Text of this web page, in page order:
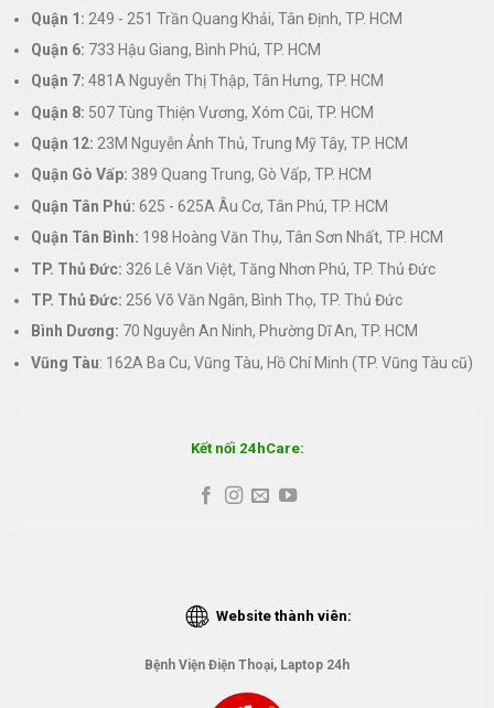
Quận 1: 249 - 251 Trần Quang Khải, Tân Định, TP. HCM
Quận 6: 733 Hậu Giang, Bình Phú, TP. HCM
Quận 7: 481A Nguyễn Thị Thập, Tân Hưng, TP. HCM
Quận 8: 507 Tùng Thiện Vương, Xóm Cũi, TP. HCM
Quận 12: 23M Nguyễn Ảnh Thủ, Trung Mỹ Tây, TP. HCM
Quận Gò Vấp: 389 Quang Trung, Gò Vấp, TP. HCM
Quận Tân Phú: 625 - 625A Âu Cơ, Tân Phú, TP. HCM
Quận Tân Bình: 198 Hoàng Văn Thụ, Tân Sơn Nhất, TP. HCM
TP. Thủ Đức: 326 Lê Văn Việt, Tăng Nhơn Phú, TP. Thủ Đức
TP. Thủ Đức: 256 Võ Văn Ngân, Bình Thọ, TP. Thủ Đức
Bình Dương: 70 Nguyễn An Ninh, Phường Dĩ An, TP. HCM
Vũng Tàu: 162A Ba Cu, Vũng Tàu, Hồ Chí Minh (TP. Vũng Tàu cũ)
Kết nối 24hCare:
Website thành viên:
Bệnh Viện Điện Thoại, Laptop 24h